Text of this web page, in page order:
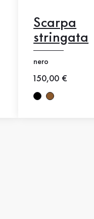
Scarpa
stringata
nero
Nuovo prezzo
150,00 €